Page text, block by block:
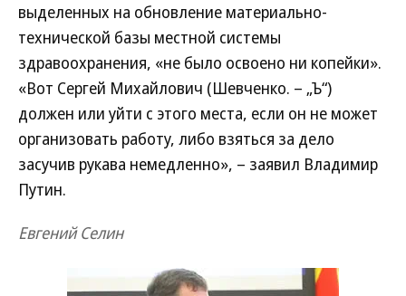
выделенных на обновление материально-
технической базы местной системы
здравоохранения, «не было освоено ни копейки».
«Вот Сергей Михайлович (Шевченко. – „Ъ“)
должен или уйти с этого места, если он не может
организовать работу, либо взяться за дело
засучив рукава немедленно», – заявил Владимир
Путин.
Евгений Селин